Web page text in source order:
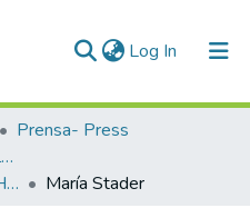
Log In (current)
Prensa- Press
Críticos y cronistas musicales
Luis Miguel de Zulategi y Huarte
María Stader